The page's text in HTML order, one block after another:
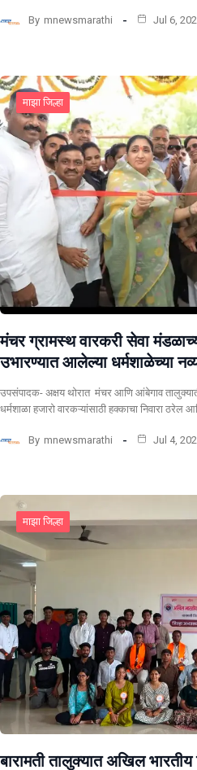
By mnewsmarathi Jul 6,
माझा जिल्हा
मंचर ग्रामस्थ वारकरी सेवा
उभारण्यात आलेल्या धर्मशाळेच्या
उपसंपादक- अक्षय थोरात मंचर आणि आंबेगाव
धर्मशाळा हजारो वारकऱ्यांसाठी हक्काचा निवारा ठरेल
By mnewsmarathi Jul 4,
माझा जिल्हा
बारामती तालुक्यात अखिल भारतीय